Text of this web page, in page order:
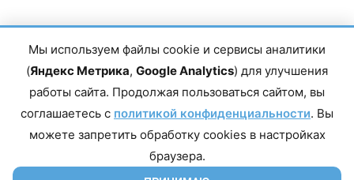
Главный редактор сетевого издания Магомаев Тимур Нухович. Контакты
редакции: 8(988)-292-94-34 Почта: vestiskfo@gmail.com По вопросам
Дагестан, г. Махачкала, пр-т Насрутдинова, д. 1а. Все права защищены.
Копирование и использование полных материалов запрещено, частичное
цитирование возможно только при условии гиперссылки на сайт mirmol.ru.
Мы используем файлы cookie и сервисы аналитики
(Яндекс Метрика, Google Analytics) для улучшения
работы сайта. Продолжая пользоваться сайтом, вы
соглашаетесь с политикой конфиденциальности. Вы
можете запретить обработку cookies в настройках
браузера.